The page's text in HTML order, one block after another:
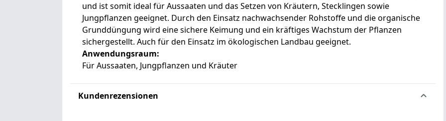
und ist somit ideal für Aussaaten und das Setzen von Kräutern, Stecklingen sowie
Jungpflanzen geeignet. Durch den Einsatz nachwachsender Rohstoffe und die organische
Grunddüngung wird eine sichere Keimung und ein kräftiges Wachstum der Pflanzen
sichergestellt. Auch für den Einsatz im ökologischen Landbau geeignet.
Anwendungsraum:
Für Aussaaten, Jungpflanzen und Kräuter
Kundenrezensionen